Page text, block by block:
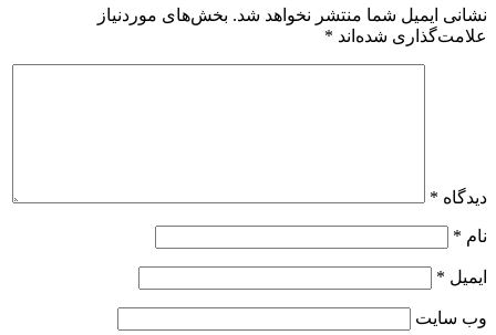
نشانی ایمیل شما منتشر نخواهد شد. بخش‌های موردنیاز
علامت‌گذاری شده‌اند *
دیدگاه *
نام *
ایمیل *
وب‌ سایت